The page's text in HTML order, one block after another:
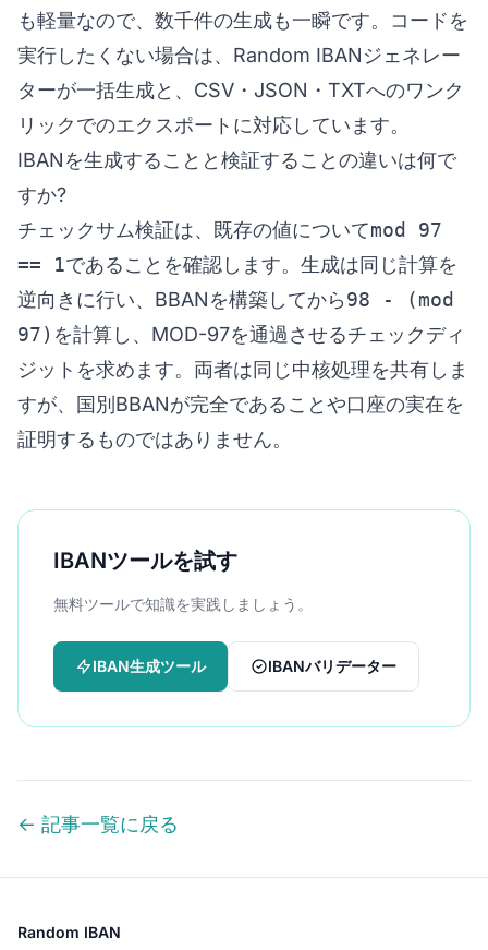
も軽量なので、数千件の生成も一瞬です。コードを
実行したくない場合は、 Random IBANジェネレー
ターが一括生成と、CSV・JSON・TXTへのワンク
リックでのエクスポートに対応しています。
IBANを生成することと検証することの違いは何で
すか?
チェックサム検証は、既存の値についてmod 97
== 1であることを確認します。生成は同じ計算を
逆向きに行い、BBANを構築してから98 - (mod
97) を計算し、MOD-97を通過させるチェックディ
ジットを求めます。両者は同じ中核処理を共有しま
すが、国別BBANが完全であることや口座の実在を
証明するものではありません。
IBANツールを試す
無料ツールで知識を実践しましょう。
IBAN生成ツール IBANバリデーター
← 記事一覧に戻る
Random IBAN